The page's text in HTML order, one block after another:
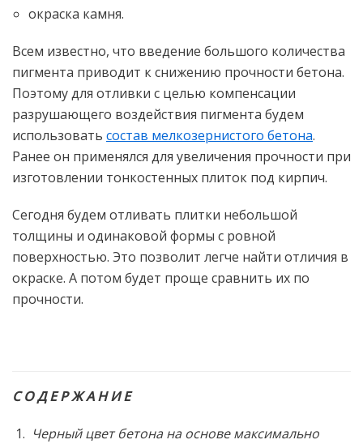
окраска камня.
Всем известно, что введение большого количества
пигмента приводит к снижению прочности бетона.
Поэтому для отливки с целью компенсации
разрушающего воздействия пигмента будем
использовать состав мелкозернистого бетона.
Ранее он применялся для увеличения прочности при
изготовлении тонкостенных плиток под кирпич.
Сегодня будем отливать плитки небольшой
толщины и одинаковой формы с ровной
поверхностью. Это позволит легче найти отличия в
окраске. А потом будет проще сравнить их по
прочности.
С О Д Е Р Ж А Н И Е
Черный цвет бетона на основе максимально